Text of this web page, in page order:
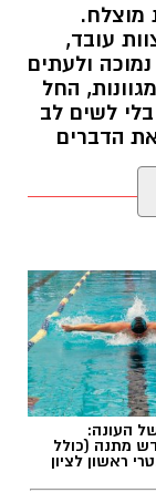
ברישיון
הכשרה
מחמירות
הוא לקבוע
תלוי, תוך
והפיזי
בסביבה
השווי –
בנייה
מוצלח.
עובד,
ולעתים
החל
לשים לב
הדברים
היטב.
עם
וקבלת
העונה:
מתנה (כולל
ראשון לציון